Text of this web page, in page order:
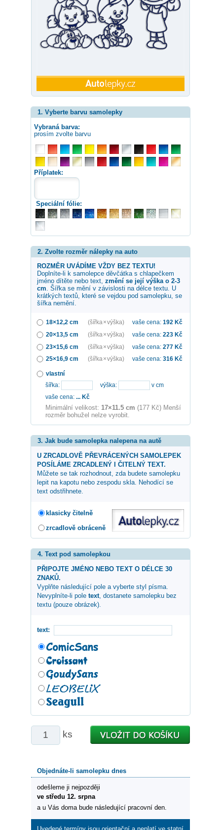
1. Vyberte barvu samolepky
Vybraná barva:
prosím zvolte barvu
Příplatek:
Speciální fólie:
2. Zvolte rozměr nálepky na auto
ROZMĚR UVÁDÍME VŽDY BEZ TEXTU!
Doplníte-li k samolepce děvčátka s chlapečkem
jméno dítěte nebo text, změní se její výška o 2-3
cm. Šířka se mění v závislosti na délce textu. U
krátkých textů, které se vejdou pod samolepku, se
šířka nemění.
18×12,2 cm (šířka × výška) vaše cena: 192 Kč
20×13,5 cm
(šířka × výška) vaše cena: 223 Kč
23×15,6 cm
(šířka × výška) vaše cena: 277 Kč
25×16,9 cm
(šířka × výška) vaše cena: 316 Kč
vlastní
šířka:
výška:
v cm
vaše cena: ... Kč
Minimální velikost: 17×11.5 cm (177 Kč) Menší
rozměr bohužel nelze vyrobit.
3. Jak bude samolepka nalepena na autě
U ZRCADLOVĚ PŘEVRÁCENÝCH SAMOLEPEK
POSÍLÁME ZRCADLENÝ I ČITELNÝ TEXT.
Můžete se tak rozhodnout, zda budete samolepku
lepit na kapotu nebo zespodu skla. Nehodící se
text odstřihnete.
klasicky čitelně
zrcadlově obráceně
4. Text pod samolepkou
PŘIPOJTE JMÉNO NEBO TEXT O DÉLCE 30
ZNAKŮ.
Vyplňte následující pole a vyberte styl písma.
Nevyplníte-li pole text, dostanete samolepku bez
textu (pouze obrázek).
text:
ks
Objednáte-li samolepku dnes
odešleme ji nejpozději
ve středu 12. srpna
a u Vás doma bude následující pracovní den.